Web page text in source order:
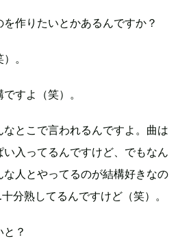
を作りたいとかあるんですか？
。
すよ（笑）。
なとこで言われるんですよ。曲は
入ってるんですけど、でもなん
人とやってるのが結構好きなの
分熟してるんですけど（笑）。
？